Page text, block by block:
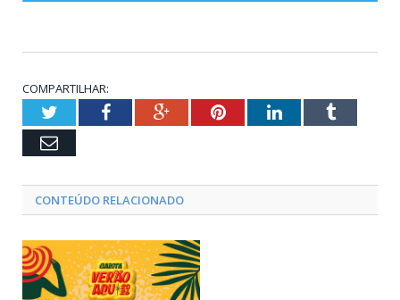
COMPARTILHAR:
TwitterFacebookGoogle+PinterestLinkedInTumblr
Email
CONTEÚDO RELACIONADO